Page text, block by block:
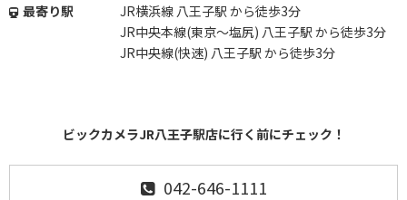
最寄り駅
JR横浜線 八王子駅 から徒歩3分
JR中央本線(東京～塩尻) 八王子駅 から徒歩3分
JR中央線(快速) 八王子駅 から徒歩3分
ビックカメラJR八王子駅店に行く前にチェック！
042-646-1111